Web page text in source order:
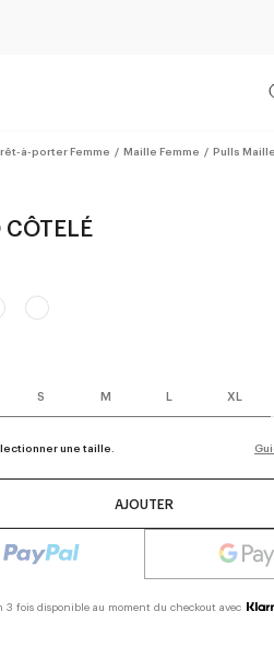
à-porter Femme / Maille Femme / Pulls
CÔTELÉ
S M L XL
une taille.
AJOUTER
3 fois disponible au moment du checkout avec